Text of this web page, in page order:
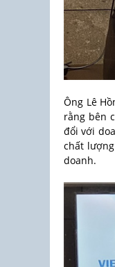
Ông Lê
rằng bên
đổi với
chất
doanh.